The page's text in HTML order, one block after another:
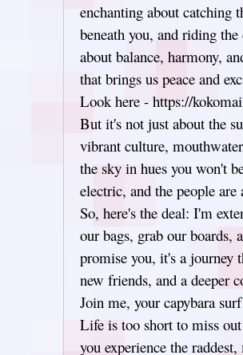
enchanting about catching
beneath you, and riding
about balance, harmony,
that brings us peace and
Look here - https://
But it's not just about the
vibrant culture,
the sky in hues you won't
electric, and the people
So, here's the deal: I'm
our bags, grab our boards,
promise you, it's a journey
new friends, and a deeper
Join me, your capybara
Life is too short to miss
you experience the